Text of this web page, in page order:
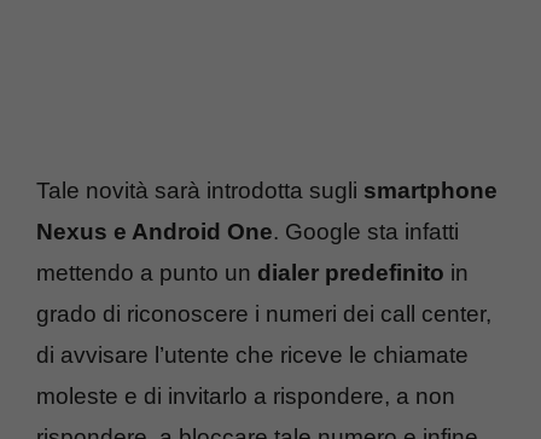
Tale novità sarà introdotta sugli smartphone
Nexus e Android One. Google sta infatti
mettendo a punto un dialer predefinito in
grado di riconoscere i numeri dei call center,
di avvisare l’utente che riceve le chiamate
moleste e di invitarlo a rispondere, a non